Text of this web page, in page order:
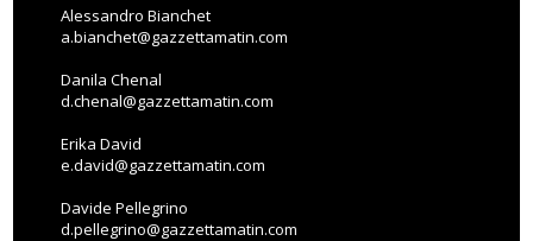
Alessandro Bianchet
a.bianchet@gazzettamatin.com
Danila Chenal
d.chenal@gazzettamatin.com
Erika David
e.david@gazzettamatin.com
Davide Pellegrino
d.pellegrino@gazzettamatin.com